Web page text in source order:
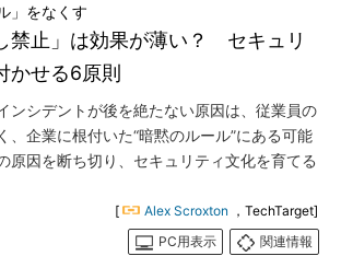
禁止」は効果が薄い？ セキュリ
かせる6原則
」をなくす
ンシデントが後を絶たない原因は、従業員の
、企業に根付いた“暗黙のルール”にある可能
原因を断ち切り、セキュリティ文化を育てる
[ Alex Scroxton ，TechTarget]
PC用表示
関連情報